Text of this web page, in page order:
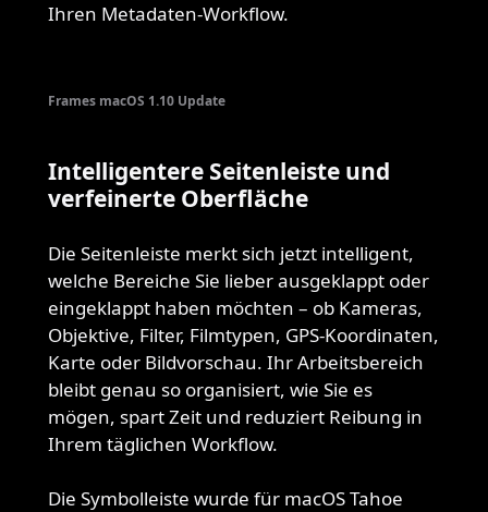
Ihren Metadaten-Workflow.
Frames macOS 1.10 Update
Intelligentere Seitenleiste und
verfeinerte Oberfläche
Die Seitenleiste merkt sich jetzt intelligent,
welche Bereiche Sie lieber ausgeklappt oder
eingeklappt haben möchten – ob Kameras,
Objektive, Filter, Filmtypen, GPS-Koordinaten,
Karte oder Bildvorschau. Ihr Arbeitsbereich
bleibt genau so organisiert, wie Sie es
mögen, spart Zeit und reduziert Reibung in
Ihrem täglichen Workflow.
Die Symbolleiste wurde für macOS Tahoe